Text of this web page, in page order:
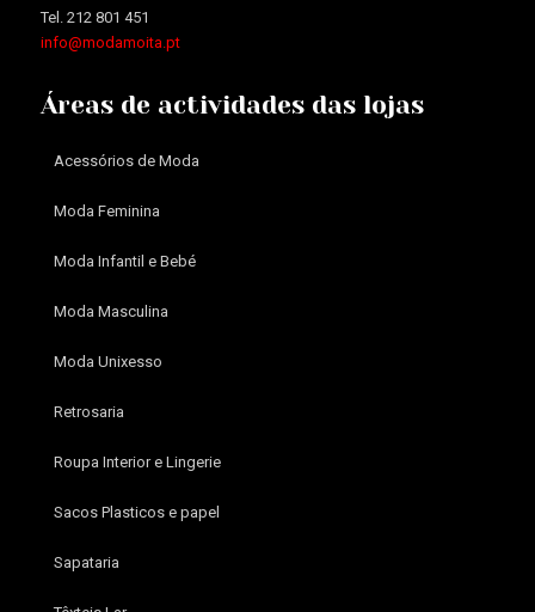
Tel. 212 801 451
info@modamoita.pt
Áreas de actividades das lojas
Acessórios de Moda
Moda Feminina
Moda Infantil e Bebé
Moda Masculina
Moda Unixesso
Retrosaria
Roupa Interior e Lingerie
Sacos Plasticos e papel
Sapataria